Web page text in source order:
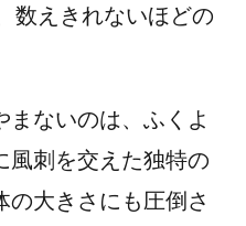
数えきれないほどの
ないのは、ふくよ
風刺を交えた独特の
大きさにも圧倒さ